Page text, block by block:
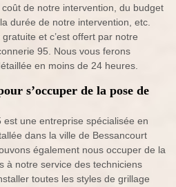
de notre intervention, du budget
durée de notre intervention, etc.
et c’est offert par notre
95. Nous vous ferons
en moins de 24 heures.
s’occuper de la pose de
une entreprise spécialisée en
dans la ville de Bessancourt
également nous occuper de la
à notre service des techniciens
toutes les styles de grillage